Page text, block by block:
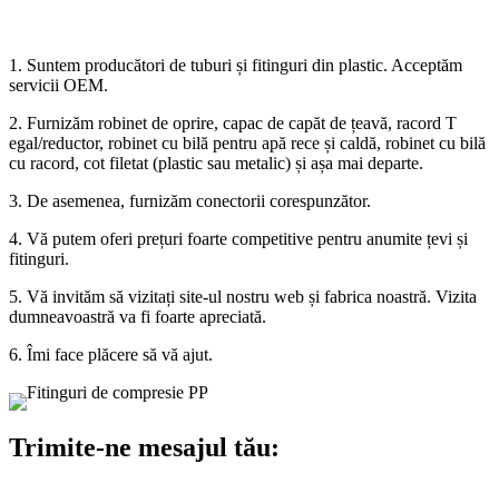
1. Suntem producători de tuburi și fitinguri din plastic. Acceptăm
servicii OEM.
2. Furnizăm robinet de oprire, capac de capăt de țeavă, racord T
egal/reductor, robinet cu bilă pentru apă rece și caldă, robinet cu bilă
cu racord, cot filetat (plastic sau metalic) și așa mai departe.
3. De asemenea, furnizăm conectorii corespunzător.
4. Vă putem oferi prețuri foarte competitive pentru anumite țevi și
fitinguri.
5. Vă invităm să vizitați site-ul nostru web și fabrica noastră. Vizita
dumneavoastră va fi foarte apreciată.
6. Îmi face plăcere să vă ajut.
Trimite-ne mesajul tău: